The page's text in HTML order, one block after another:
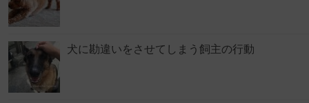
犬に勘違いをさせてしまう飼主の行動